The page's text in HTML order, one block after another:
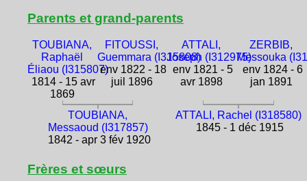
Parents et grand-parents
TOUBIANA,
Raphaël
Éliaou (I315807)
1814 - 15 avr
1869
FITOUSSI,
Guemmara (I315808)
env 1822 - 18
juil 1896
ATTALI,
Joseph (I312975)
env 1821 - 5
avr 1898
ZERBIB,
Messouka
env 1824 - 6
jan 1891
TOUBIANA,
Messaoud (I317857)
1842 - apr 3 fév 1920
ATTALI, Rachel (I318580)
1845 - 1 déc 1915
Frères et sœurs